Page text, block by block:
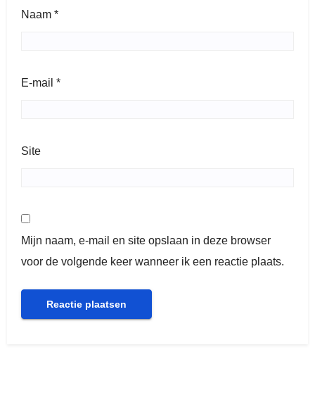
Naam *
E-mail *
Site
Mijn naam, e-mail en site opslaan in deze browser
voor de volgende keer wanneer ik een reactie plaats.